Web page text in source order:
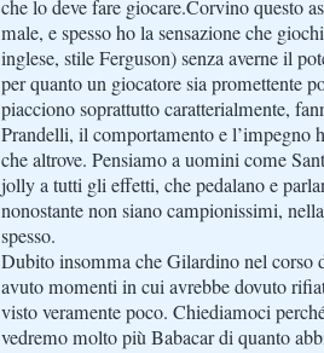
che lo deve fare giocare.Corvino questo
male, e spesso ho la sensazione che
inglese, stile Ferguson) senza averne il
per quanto un giocatore sia promettente
piacciono soprattutto caratterialmente,
Prandelli, il comportamento e l’impegno
che altrove. Pensiamo a uomini come
jolly a tutti gli effetti, che pedalano e
nonostante non siano campionissimi,
spesso.
Dubito insomma che Gilardino nel corso
avuto momenti in cui avrebbe dovuto
visto veramente poco. Chiediamoci
vedremo molto più Babacar di quanto